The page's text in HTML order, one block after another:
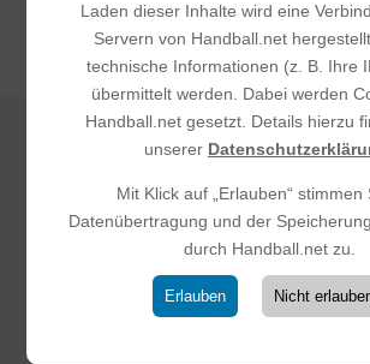
DAS KÖNNTE
AUCH
Laden dieser Inhalte wird eine
Servern von Handball.net
technische Informationen (z. B. Ihre
übermittelt werden. Dabei werden
Handball.net gesetzt. Details hierzu
unserer
Mit Klick auf „Erlauben“ stimmen
Datenübertragung und der
durch Handball.net zu.
Erlauben Nicht